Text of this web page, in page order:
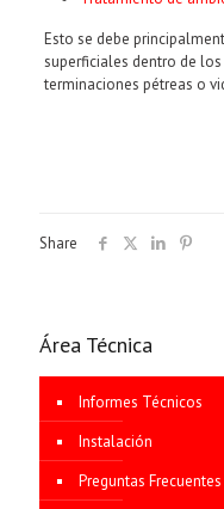
Esto se debe
superficiales dentro de
terminaciones pétreas o
Share
Área Técnica
Informes Técnicos
Instalación
Preguntas Frecuentes